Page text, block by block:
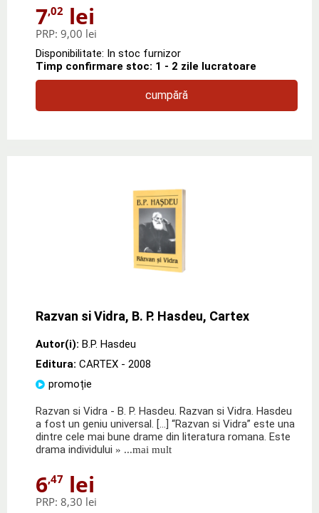
7,02 lei
PRP: 9,00 lei
Disponibilitate: In stoc furnizor
Timp confirmare stoc: 1 - 2 zile lucratoare
cumpără
Razvan si Vidra, B. P. Hasdeu, Cartex
Autor(i): B.P. Hasdeu
Editura: CARTEX - 2008
promoție
Razvan si Vidra - B. P. Hasdeu. Razvan si Vidra. Hasdeu
a fost un geniu universal. […] “Razvan si Vidra” este una
dintre cele mai bune drame din literatura romana. Este
drama individului » ...mai mult
6,47 lei
PRP: 8,30 lei